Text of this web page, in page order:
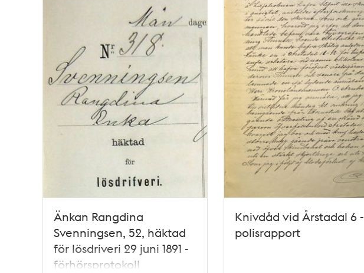
Änkan Rangdina
Svenningsen, 52, häktad
för lösdriveri 29 juni 1891 -
förhörsprotokoll
Knivdåd vid Årstadal 6 -
polisrapport